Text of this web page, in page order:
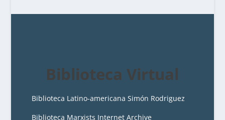
Biblioteca Virtual
Biblioteca Latino-americana Simón Rodriguez
Biblioteca Marxists Internet Archive